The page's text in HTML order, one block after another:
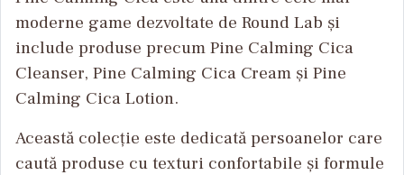
moderne game dezvoltate de Round Lab și
include produse precum Pine Calming Cica
Cleanser, Pine Calming Cica Cream și Pine
Calming Cica Lotion.
Această colecție este dedicată persoanelor care
caută produse cu texturi confortabile și formule